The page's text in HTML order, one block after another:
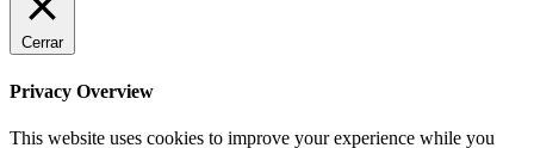
Cerrar
Privacy Overview
This website uses cookies to improve your experience while you